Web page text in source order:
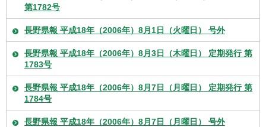
第1782号
長野県報 平成18年（2006年）8月1日（火曜日） 号外
長野県報 平成18年（2006年）8月3日（木曜日） 定期発行 第
1783号
長野県報 平成18年（2006年）8月7日（月曜日） 定期発行 第
1784号
長野県報 平成18年（2006年）8月7日（月曜日） 号外